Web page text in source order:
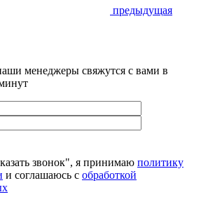
предыдущая
менеджеры свяжутся с вами в
звонок", я принимаю политику
и соглашаюсь с обработкой